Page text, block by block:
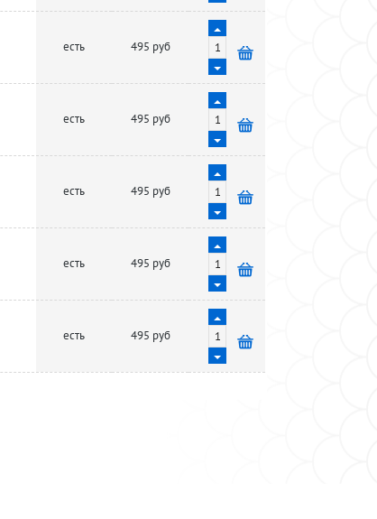
есть 495 руб
есть 495 руб
есть 495 руб
есть 495 руб
есть 495 руб